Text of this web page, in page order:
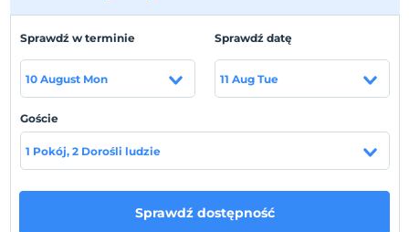
Lokalizacja
Girne merkezinde bulunan otelimiz, denize sıfır
konumlandırılmış olup, Ercan Havalimanı'na 36 km
Plaża
Otelimizin kendine ait kum çakıl karışık plajı, platform ve
iskelesi bulunmaktadır.
Sprawdź w terminie
10 August Mon
Sprawdź datę
11 Aug Tue
Goście
1 Pokój, 2 Dorośli ludzie
Sprawdź dostępność